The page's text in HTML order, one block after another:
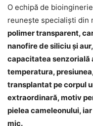
O echipă de
reuneşte specialişti din
polimer transparent,
nanofire de siliciu şi
capacitatea senzorială
temperatura,
transplantat pe corpul
extraordinară, motiv
pielea cameleonului,
mic.